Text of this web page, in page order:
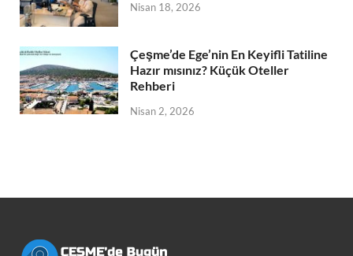
Nisan 18, 2026
Çeşme’de Ege’nin En Keyifli Tatiline
Hazır mısınız? Küçük Oteller
Rehberi
Nisan 2, 2026